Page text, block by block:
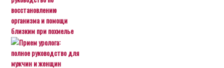
восстановлению
организма и помощи
близким при похмелье